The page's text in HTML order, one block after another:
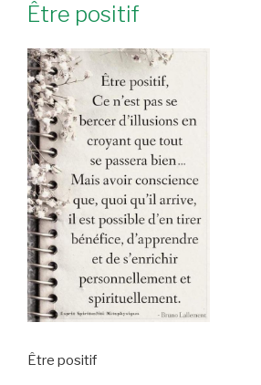
Être positif
Être positif